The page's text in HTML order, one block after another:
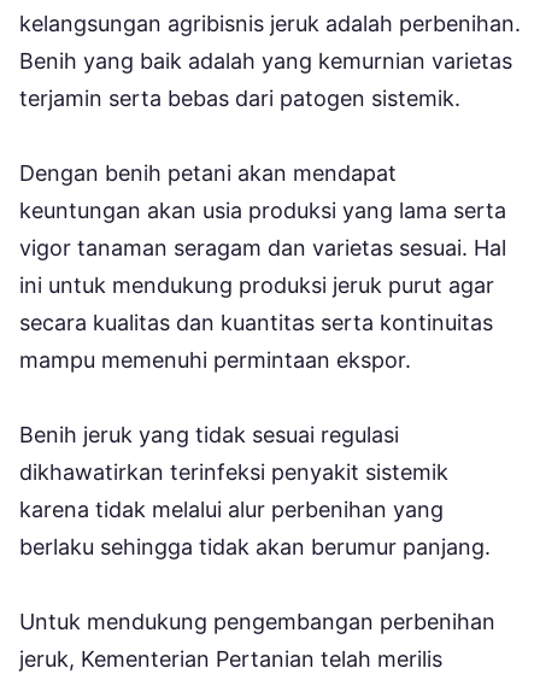
kelangsungan agribisnis jeruk adalah perbenihan.
Benih yang baik adalah yang kemurnian varietas
terjamin serta bebas dari patogen sistemik.
Dengan benih petani akan mendapat
keuntungan akan usia produksi yang lama serta
vigor tanaman seragam dan varietas sesuai. Hal
ini untuk mendukung produksi jeruk purut agar
secara kualitas dan kuantitas serta kontinuitas
mampu memenuhi permintaan ekspor.
Benih jeruk yang tidak sesuai regulasi
dikhawatirkan terinfeksi penyakit sistemik
karena tidak melalui alur perbenihan yang
berlaku sehingga tidak akan berumur panjang.
Untuk mendukung pengembangan perbenihan
jeruk, Kementerian Pertanian telah merilis